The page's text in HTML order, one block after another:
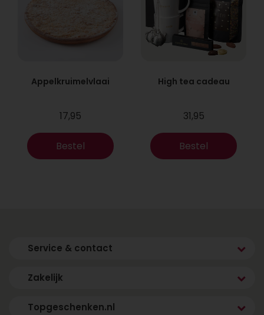
Appelkruimelvlaai
17,95
Bestel
High tea cadeau
31,95
Bestel
Service & contact
Zakelijk
Topgeschenken.nl